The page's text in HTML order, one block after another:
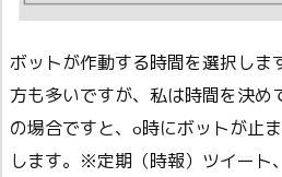
ボットが作動する時間を選択しま
方も多いですが、私は時間を決め
の場合ですと、0時にボットが止
します。※定期（時報）ツイート